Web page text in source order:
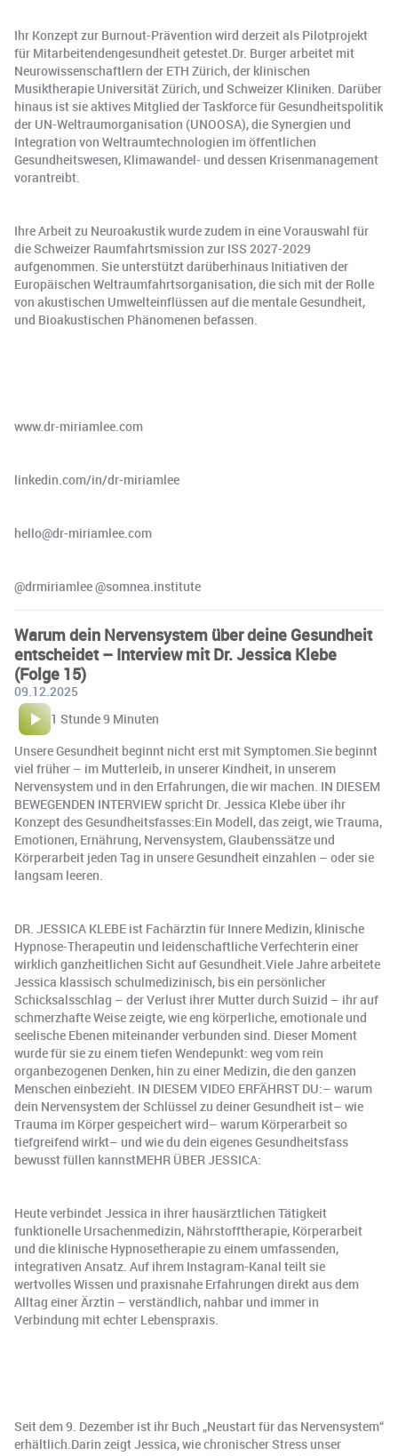
Ihr Konzept zur Burnout-Prävention wird derzeit als Pilotprojekt
für Mitarbeitendengesundheit getestet.Dr. Burger arbeitet mit
Neurowissenschaftlern der ETH Zürich, der klinischen
Musiktherapie Universität Zürich, und Schweizer Kliniken. Darüber
hinaus ist sie aktives Mitglied der Taskforce für Gesundheitspolitik
der UN-Weltraumorganisation (UNOOSA), die Synergien und
Integration von Weltraumtechnologien im öffentlichen
Gesundheitswesen, Klimawandel- und dessen Krisenmanagement
vorantreibt.
Ihre Arbeit zu Neuroakustik wurde zudem in eine Vorauswahl für
die Schweizer Raumfahrtsmission zur ISS 2027-2029
aufgenommen. Sie unterstützt darüberhinaus Initiativen der
Europäischen Weltraumfahrtsorganisation, die sich mit der Rolle
von akustischen Umwelteinflüssen auf die mentale Gesundheit,
und Bioakustischen Phänomenen befassen.
www.dr-miriamlee.com
linkedin.com/in/dr-miriamlee
hello@dr-miriamlee.com
@drmiriamlee @somnea.institute
Warum dein Nervensystem über deine Gesundheit
entscheidet – Interview mit Dr. Jessica Klebe
(Folge 15)
09.12.2025
1 Stunde 9 Minuten
Unsere Gesundheit beginnt nicht erst mit Symptomen.Sie beginnt
viel früher – im Mutterleib, in unserer Kindheit, in unserem
Nervensystem und in den Erfahrungen, die wir machen. IN DIESEM
BEWEGENDEN INTERVIEW spricht Dr. Jessica Klebe über ihr
Konzept des Gesundheitsfasses:Ein Modell, das zeigt, wie Trauma,
Emotionen, Ernährung, Nervensystem, Glaubenssätze und
Körperarbeit jeden Tag in unsere Gesundheit einzahlen – oder sie
langsam leeren.
DR. JESSICA KLEBE ist Fachärztin für Innere Medizin, klinische
Hypnose-Therapeutin und leidenschaftliche Verfechterin einer
wirklich ganzheitlichen Sicht auf Gesundheit.Viele Jahre arbeitete
Jessica klassisch schulmedizinisch, bis ein persönlicher
Schicksalsschlag – der Verlust ihrer Mutter durch Suizid – ihr auf
schmerzhafte Weise zeigte, wie eng körperliche, emotionale und
seelische Ebenen miteinander verbunden sind. Dieser Moment
wurde für sie zu einem tiefen Wendepunkt: weg vom rein
organbezogenen Denken, hin zu einer Medizin, die den ganzen
Menschen einbezieht. IN DIESEM VIDEO ERFÄHRST DU:– warum
dein Nervensystem der Schlüssel zu deiner Gesundheit ist– wie
Trauma im Körper gespeichert wird– warum Körperarbeit so
tiefgreifend wirkt– und wie du dein eigenes Gesundheitsfass
bewusst füllen kannstMEHR ÜBER JESSICA:
Heute verbindet Jessica in ihrer hausärztlichen Tätigkeit
funktionelle Ursachenmedizin, Nährstofftherapie, Körperarbeit
und die klinische Hypnosetherapie zu einem umfassenden,
integrativen Ansatz. Auf ihrem Instagram-Kanal teilt sie
wertvolles Wissen und praxisnahe Erfahrungen direkt aus dem
Alltag einer Ärztin – verständlich, nahbar und immer in
Verbindung mit echter Lebenspraxis.
Seit dem 9. Dezember ist ihr Buch „Neustart für das Nervensystem“
erhältlich.Darin zeigt Jessica, wie chronischer Stress unser